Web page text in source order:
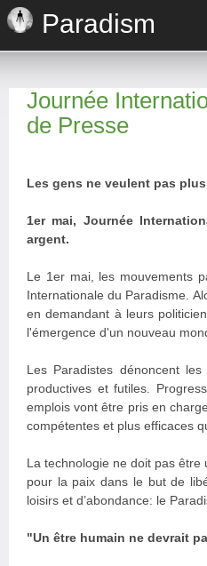
Paradism
Journée
de Presse
Les gens ne veulent pas
1er mai, Journée
argent.
Le 1er mai, les mouvements
Internationale du Paradisme.
en demandant à leurs
l'émergence d'un nouveau
Les Paradistes dénoncent
productives et futiles.
emplois vont être pris en
compétentes et plus efficaces
La technologie ne doit pas
pour la paix dans le but de
loisirs et d’abondance: le
"Un être humain ne devrait